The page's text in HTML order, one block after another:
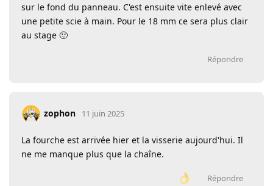
sur le fond du panneau. C'est ensuite vite enlevé avec
une petite scie à main. Pour le 18 mm ce sera plus clair
au stage 🙂
Répondre
zophon 11 juin 2025
La fourche est arrivée hier et la visserie aujourd'hui. Il
ne me manque plus que la chaîne.
Répondre